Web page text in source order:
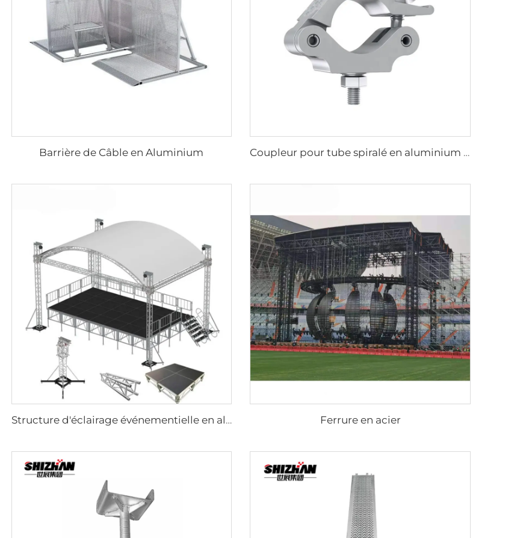
Barrière de Câble en Aluminium Coupleur pour tube spiralé en aluminium noir et argent, système de structure d'exposition, collier en aluminium
Structure d'éclairage événementielle en aluminium léger et anti-corrosion, décoration d'événement, poutre d'éclairage pour mariage, très demandé Ferrure en acier